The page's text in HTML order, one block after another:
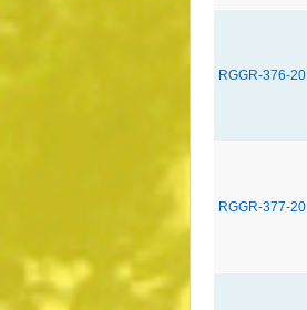
RGGR-376-20
RGGR-377-20